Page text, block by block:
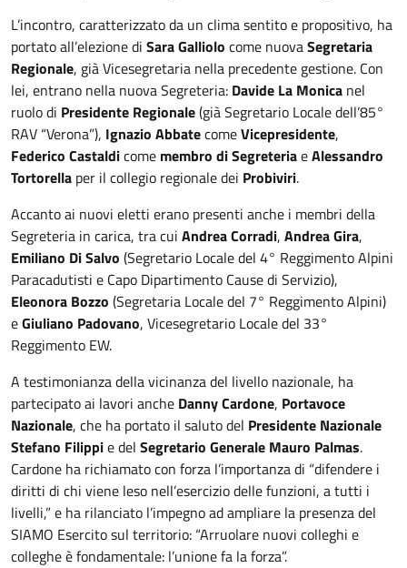
L’incontro, caratterizzato da un clima sentito e propositivo, ha
portato all’elezione di Sara Galliolo come nuovaSegretaria
Regionale, già Vicesegretaria nella precedente gestione. Con
lei, entrano nella nuova Segreteria: Davide La Monica nel
ruolo di Presidente Regionale(già Segretario Locale dell’85°
RAV “Verona”), Ignazio AbbatecomeVicepresidente,
Federico Castaldicome membro di SegreteriaeAlessandro
Tortorella per il collegio regionale dei Probiviri.
Accanto ai nuovi eletti erano presenti anche i membri della
Segreteria in carica, tra cui Andrea Corradi, Andrea Gira,
Emiliano Di Salvo (Segretario Locale del 4° Reggimento Alpini
Paracadutisti e Capo Dipartimento Cause di Servizio),
Eleonora Bozzo (Segretaria Locale del 7° Reggimento Alpini)
eGiuliano Padovano, Vicesegretario Locale del 33°
Reggimento EW.
A testimonianza della vicinanza del livello nazionale, ha
partecipato ai lavori anche Danny Cardone, Portavoce
Nazionale, che ha portato il saluto del Presidente Nazionale
Stefano Filippie del Segretario Generale Mauro Palmas.
Cardone ha richiamato con forza l’importanza di “difendere i
diritti di chi viene leso nell’esercizio delle funzioni, a tutti i
livelli,” e ha rilanciato l’impegno ad ampliare la presenza del
SIAMO Esercito sul territorio: “Arruolare nuovi colleghi e
colleghe è fondamentale: l’unione fa la forza”.